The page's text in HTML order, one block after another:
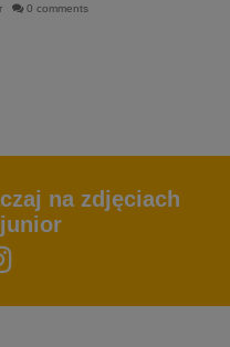
0 comments
na zdjęciach